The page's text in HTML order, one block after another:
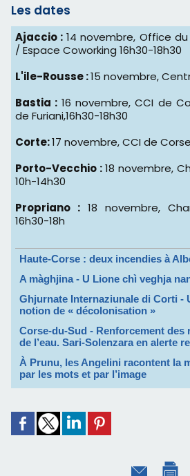
Les dates
Ajaccio : 14 novembre, Office
/ Espace Coworking 16h30-18h30
L'ile-Rousse :15 novembre,
Bastia : 16 novembre, CCI de
de Furiani,16h30-18h30
Corte:17 novembre, CCI de
Porto-Vecchio :18 novembre,
10h-14h30
Propriano : 18 novembre,
16h30-18h
Haute-Corse : deux incendies à
A màghjina - U Lione chì veghja
Ghjurnate Internaziunale di Corti -
notion de « décolonisation »
Corse-du-Sud - Renforcement des
de l’eau. Sari-Solenzara en alerte
À Prunu, les Angelini racontent la
par les mots et par l’image